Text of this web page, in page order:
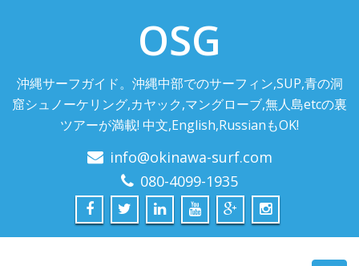
OSG
沖縄サーフガイド。沖縄中部でのサーフィン,SUP,青の洞
窟シュノーケリング,カヤック,マングローブ,無人島etcの裏
ツアーが満載! 中文,English,RussianもOK!
info@okinawa-surf.com
080-4099-1935